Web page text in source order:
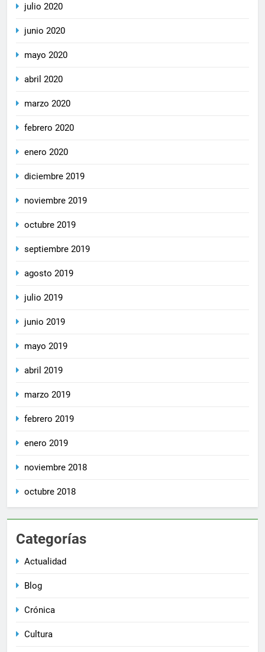
julio 2020
junio 2020
mayo 2020
abril 2020
marzo 2020
febrero 2020
enero 2020
diciembre 2019
noviembre 2019
octubre 2019
septiembre 2019
agosto 2019
julio 2019
junio 2019
mayo 2019
abril 2019
marzo 2019
febrero 2019
enero 2019
noviembre 2018
octubre 2018
Categorías
Actualidad
Blog
Crónica
Cultura